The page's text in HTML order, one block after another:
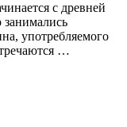
с древней
употребляемого
…